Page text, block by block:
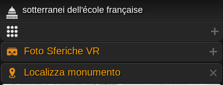
sotterranei dell'école française
Foto Sferiche VR
Localizza monumento